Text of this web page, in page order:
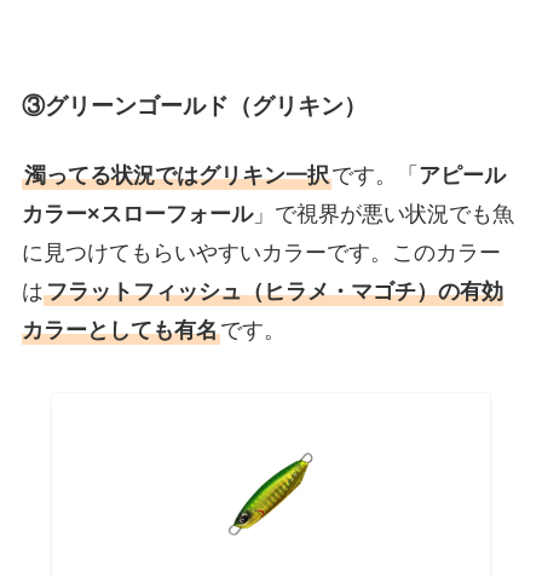
③グリーンゴールド（グリキン）
濁ってる状況ではグリキン一択です。「 アピール
カラー×スローフォール」で視界が悪い状況でも魚
に見つけてもらいやすいカラーです。このカラー
はフラットフィッシュ（ヒラメ・マゴチ）の有効
カラーとしても有名です。